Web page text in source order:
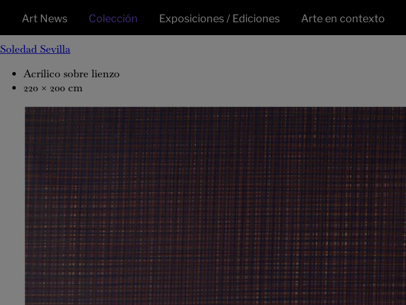
Art News Colección Exposiciones / Ediciones Arte en contexto
Meninas nº VI, 1982
Soledad Sevilla
Acrílico sobre lienzo
220 × 200 cm